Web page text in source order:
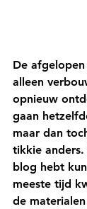
De
alleen
opnieuw
gaan
maar dan
tikkie
blog hebt
meeste tijd
de